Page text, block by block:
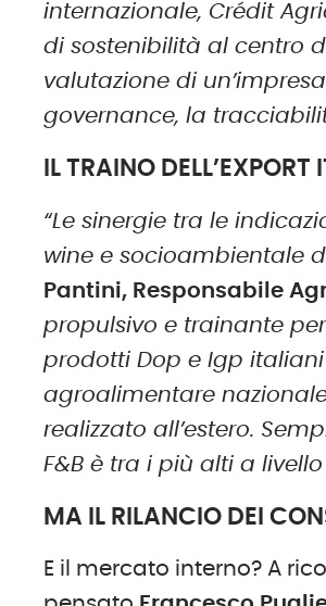
internazionale, Crédit
di sostenibilità al centro
valutazione di
governance, la
IL TRAINO
“Le sinergie tra le
wine e socioambientale
Pantini, Responsabile
propulsivo e trainante
prodotti Dop e Igp italiani
agroalimentare
realizzato all’estero.
F&B è tra i più alti a
MA IL RILANCIO DEI
E il mercato interno? A